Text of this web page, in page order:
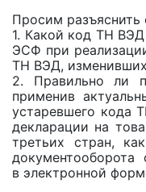
Просим
1. Какой код ТН
ЭСФ при
ТН ВЭД,
2. Правильно ли
применив
устаревшего кода
декларации на
третьих стран,
документооборота
в электронной